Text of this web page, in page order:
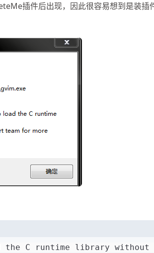
插件后出现，因此很容易想到是装插
the C runtime library without